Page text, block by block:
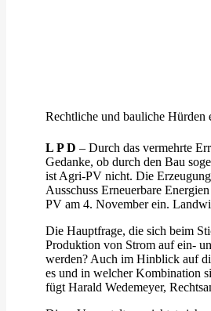
Rechtliche und bauliche Hürden
L P D – Durch das vermehrte
Gedanke, ob durch den Bau
ist Agri-PV nicht. Die
Ausschuss Erneuerbare
PV am 4. November ein.
Die Hauptfrage, die sich beim
Produktion von Strom auf ein-
werden? Auch im Hinblick auf
es und in welcher Kombination
fügt Harald Wedemeyer,